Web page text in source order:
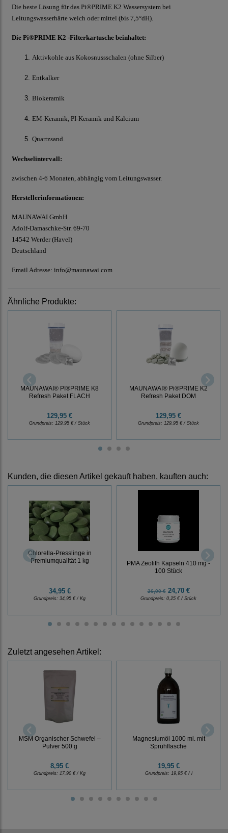
Die beste Lösung für das Pi®PRIME K2 Wassersystem bei
Leitungswasserhärte weich oder mittel (bis 7,5°dH).
Die Pi®PRIME K2 -Filterkartusche beinhaltet:
Aktivkohle aus Kokosnussschalen (ohne Silber)
Entkalker
Biokeramik
EM-Keramik, PI-Keramik und Kalcium
Quartzsand.
Wechselintervall:
zwischen 4-6 Monaten, abhängig vom Leitungswasser.
Herstellerinformationen:
MAUNAWAI GmbH
Adolf-Damaschke-Str. 69-70
14542 Werder (Havel)
Deutschland
Email Adresse: info@maunawai.com
Ähnliche Produkte:
MAUNAWAI® PI®PRIME K8
Refresh Paket FLACH
129,95 €
Grundpreis: 129,95 € / Stück
MAUNAWAI® Pi®PRIME K2
Refresh Paket DOM
129,95 €
Grundpreis: 129,95 € / Stück
Kunden, die diesen Artikel gekauft haben, kauften auch:
Chlorella-Presslinge in
Premiumqualität 1 kg
34,95 €
Grundpreis: 34,95 € / Kg
PMA Zeolith Kapseln 410 mg -
100 Stück
26,00 €24,70 €
Grundpreis: 0,25 € / Stück
Zuletzt angesehen Artikel:
MSM Organischer Schwefel –
Pulver 500 g
8,95 €
Grundpreis: 17,90 € / Kg
Magnesiumöl 1000 ml. mit
Sprühflasche
19,95 €
Grundpreis: 19,95 € / l